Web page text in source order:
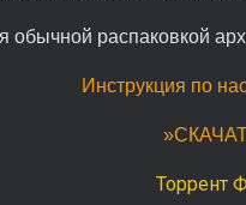
обычной распаковкой
Инструкция по
Торрент